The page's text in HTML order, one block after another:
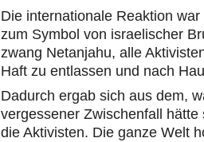
Die internationale Reaktion
zum Symbol von israelischer
zwang Netanjahu, alle
Haft zu entlassen und nach
Dadurch ergab sich aus dem,
vergessener Zwischenfall
die Aktivisten. Die ganze Welt